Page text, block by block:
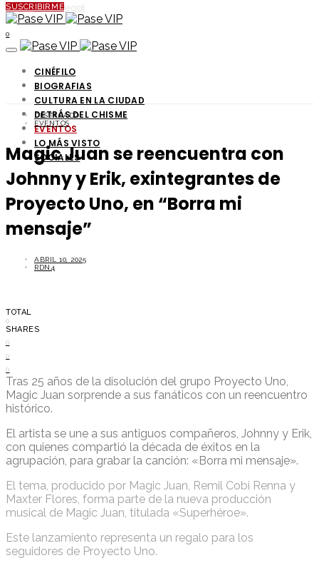
Aviso Legal
SUSCRIBIRME
0
CINÉFILO
BIOGRAFIAS
CULTURA EN LA CIUDAD
DETRÁS DEL CHISME
EVENTOS
LO MÁS VISTO
SOCIALES
DESTACADO
EVENTOS
Magic Juan se reencuentra con
Johnny y Erik, exintegrantes de
Proyecto Uno, en “Borra mi
mensaje”
ABRIL 10, 2025
RDN4
TOTAL
0
SHARES
0
0
0
Tras 25 años de la disolución del grupo Proyecto Uno,
Magic Juan sorprende a sus fanáticos con un reencuentro
histórico.
El artista se une a sus antiguos compañeros, Johnny y Erik,
con quienes compartió la década de éxitos en la
agrupación, para grabar la canción: «Borra mi mensaje».
El tema, producido por Magic Juan, Remil Cobi Renna y
Maxter Flores, forma parte de la nueva producción
musical de Magic Juan, titulada «Superhéroe».
Este lanzamiento representa un regalo para los
seguidores de Proyecto Uno.